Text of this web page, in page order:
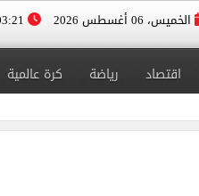
الخميس، 06 أغسطس 2026
اقتصاد رياضة كرة عالمية